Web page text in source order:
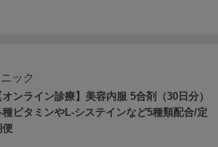
ック
オンライン診療】美容内服 5合剤（30日分）
種ビタミンやL-システインなど5種類配合/定
便